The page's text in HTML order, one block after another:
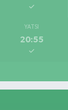
YATSI
20:55